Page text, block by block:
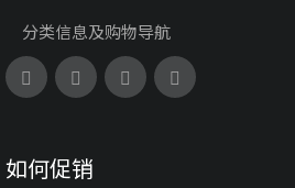
分类信息及购物导航
如何促销